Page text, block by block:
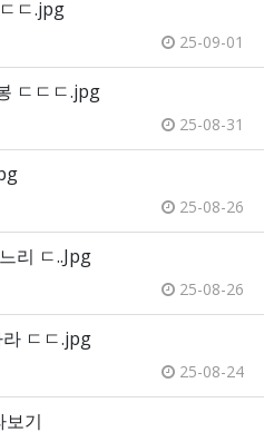
ㄷ.jpg
25-09-01
ㄷㄷㄷ.jpg
25-08-31
25-08-26
리 ㄷ..Jpg
25-08-26
ㄷㄷ.jpg
25-08-24
보기